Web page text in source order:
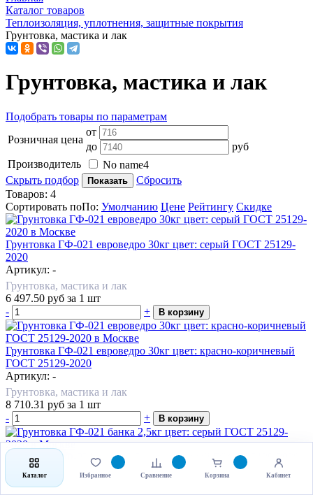
Каталог товаров
Теплоизоляция, уплотнения, защитные покрытия
Грунтовка, мастика и лак
Грунтовка, мастика и лак
Подобрать товары по параметрам
Розничная цена
от
до
руб
Производитель
No name4
Скрыть подбор
Показать
Сбросить
Товаров: 4
Сортировать поПо: Умолчанию Цене Рейтингу Скидке
Грунтовка ГФ-021 евроведро 30кг цвет: серый ГОСТ 25129-
2020
Артикул: -
Грунтовка, мастика и лак
6 497.50 руб за 1 шт
-
+ В корзину
Грунтовка ГФ-021 евроведро 30кг цвет: красно-коричневый
ГОСТ 25129-2020
Артикул: -
Грунтовка, мастика и лак
8 710.31 руб за 1 шт
-
+ В корзину
Грунтовка ГФ-021 банка 2,5кг цвет: серый ГОСТ 25129-2020
Артикул: -
Грунтовка, мастика и лак
Каталог Избранное Сравнение Корзина Кабинет